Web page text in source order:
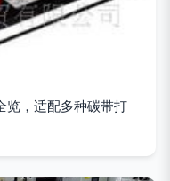
览，适配多种碳带打